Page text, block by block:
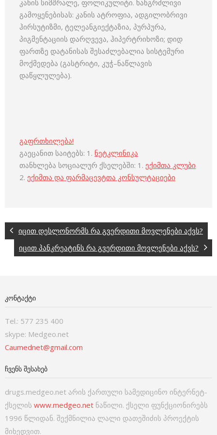
კანის სიმშრალე, ფოლიკულიტი. ხანგრძლივი
გამოყენებისას: კანის ატროფია, ადგილობრივი
ჰირსუტიზმი, ტელეანგიექტაზია, პურპურა,
პიგმენტაციის დარღვევა, ჰიპერტრიხოზი; დიდ
ფართზე დატანისას შესაძლებალია სისტემური
მოქმედება (გასტრიტი, კუჭ–ნაწლავის
დაწყლულება).
გაფრთხილება!
გაეცანით საიტებს: 1. ნეტკლინიკა
თანხლება სოციალურ ქსელებში: 1. ექიმთა კლუბი
2. ექიმთა და ფარმაცევტთა კონსულტაციები
იცით დესლონორმს რა გვერდითი მოვლენები აქვს?
იცით პანკრეატინს რა გვერდითი მოვლენები აქვს?
ᲙᲝᲜᲢᲐᲥᲢᲘ
Tel.: 577 235 400
skype: Medgeo.net
Caumednet@gmail.com
ᲩᲕᲔᲜᲡ ᲨᲔᲡᲐᲮᲔᲑ
drugs.medgeo.net არის ქართული სამედიცინო ინტერნეტ-
ქსელის www.medgeo.net ნაწილი. ქსელი ფუნქციონირებს
1996 წლიდან. შექმნილია ლალი დათეშიძის პროექტის
მიხედვით.